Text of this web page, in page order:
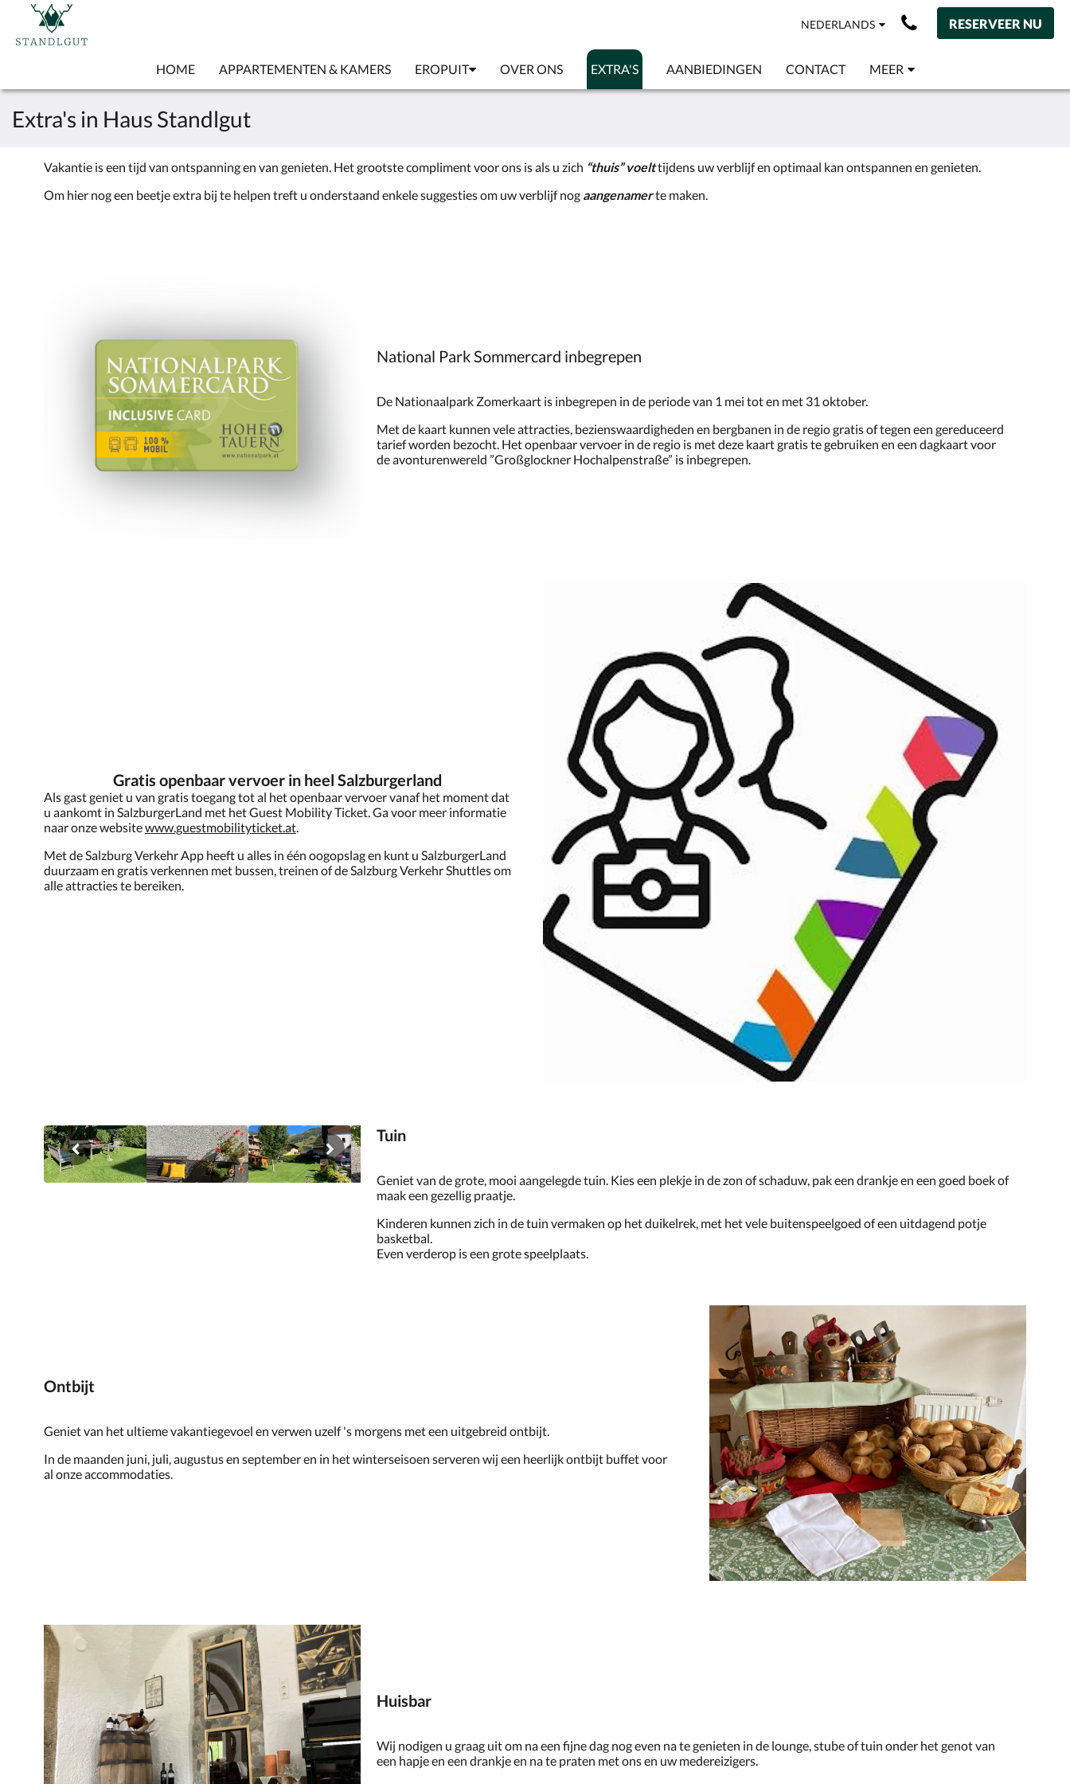
NEDERLANDS RESERVEER NU
HOME APPARTEMENTEN & KAMERS EROPUIT OVER ONS EXTRA'S AANBIEDINGEN CONTACT MEER
Extra's in Haus Standlgut
Vakantie is een tijd van ontspanning en van genieten. Het grootste compliment voor ons is als u zich “thuis” voelttijdens uw verblijf en optimaal kan ontspannen en genieten.
Om hier nog een beetje extra bij te helpen treft u onderstaand enkele suggesties om uw verblijf nog aangenamerte maken.
National Park Sommercard inbegrepen
De Nationaalpark Zomerkaart is inbegrepen in de periode van 1 mei tot en met 31 oktober.
Met de kaart kunnen vele attracties, bezienswaardigheden en bergbanen in de regio gratis of tegen een gereduceerd
tarief worden bezocht. Het openbaar vervoer in de regio is met deze kaart gratis te gebruiken en een dagkaart voor
de avonturenwereld ”Großglockner Hochalpenstraße” is inbegrepen.
Gratis openbaar vervoer in heel Salzburgerland
Als gast geniet u van gratis toegang tot al het openbaar vervoer vanaf het moment dat
u aankomt in SalzburgerLand met het Guest Mobility Ticket. Ga voor meer informatie
naar onze websitewww.guestmobilityticket.at.
Met de Salzburg Verkehr App heeft u alles in één oogopslag en kunt u SalzburgerLand
duurzaam en gratis verkennen met bussen, treinen of de Salzburg Verkehr Shuttles om
alle attracties te bereiken.
Tuin
Geniet van de grote, mooi aangelegde tuin. Kies een plekje in de zon of schaduw, pak een drankje en een goed boek of
maak een gezellig praatje.
Kinderen kunnen zich in de tuin vermaken op het duikelrek, met het vele buitenspeelgoed of een uitdagend potje
basketbal.
Even verderop is een grote speelplaats.
Ontbijt
Geniet van het ultieme vakantiegevoel en verwen uzelf 's morgens met een uitgebreid ontbijt.
In de maanden juni, juli, augustus en september en in het winterseisoen serveren wij een heerlijk ontbijt buffet voor
al onze accommodaties.
Huisbar
Wij nodigen u graag uit om na een fijne dag nog even na te genieten in de lounge, stube of tuin onder het genot van
een hapje en een drankje en na te praten met ons en uw medereizigers.